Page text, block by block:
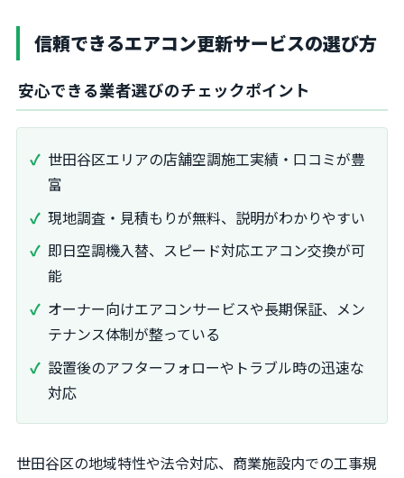
信頼できるエアコン更新サービスの選び方
安心できる業者選びのチェックポイント
世田谷区エリアの店舗空調施工実績・口コミが豊
富
現地調査・見積もりが無料、説明がわかりやすい
即日空調機入替、スピード対応エアコン交換が可
能
オーナー向けエアコンサービスや長期保証、メン
テナンス体制が整っている
設置後のアフターフォローやトラブル時の迅速な
対応
世田谷区の地域特性や法令対応、商業施設内での工事規